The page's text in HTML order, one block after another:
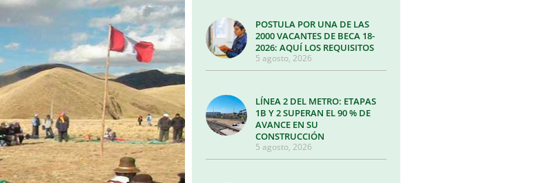
POSTULA POR UNA DE LAS
2000 VACANTES DE BECA 18-
2026: AQUÍ LOS REQUISITOS
5 agosto, 2026
LÍNEA 2 DEL METRO: ETAPAS
1B Y 2 SUPERAN EL 90 % DE
AVANCE EN SU
CONSTRUCCIÓN
5 agosto, 2026